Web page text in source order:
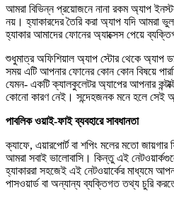
আমরা বিভিন্ন প্রয়োজনে নানা রকম অ্যাপ
নয়। হ্যাকারদের তৈরি করা অ্যাপ যদি আমরা
হ্যাকার আমাদের ফোনের অ্যাক্সেস পেয়ে
শুধুমাত্র অফিশিয়াল অ্যাপ স্টোর থেকে
সময় এটি আপনার ফোনের কোন কোন বিষয়ে
যেমন- একটি ক্যালকুলেটর অ্যাপের আপনার
কোনো কারণ নেই। সন্দেহজনক মনে হলে সেই
পাবলিক ওয়াই-ফাই ব্যবহারে সাবধানতা
ক্যাফে, এয়ারপোর্ট বা শপিং মলের মতো
আমরা সবাই ভালোবাসি। কিন্তু এই
হ্যাকাররা সহজেই এই নেটওয়ার্কের মাধ্যমে
পাসওয়ার্ড বা অন্যান্য ব্যক্তিগত তথ্য চুরি